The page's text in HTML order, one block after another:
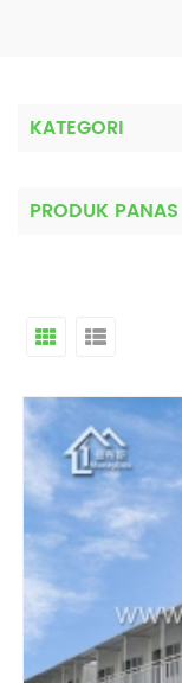
KATEGORI
PRODUK PANAS